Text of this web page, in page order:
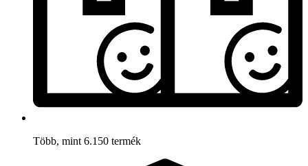
Több, mint 6.150 termék